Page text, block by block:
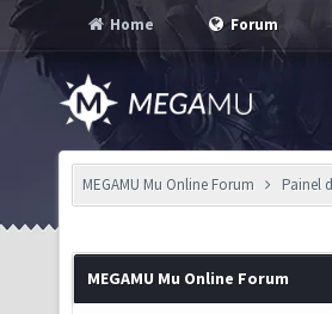
Home Forum
MEGAMU Mu Online Forum Painel
MEGAMU Mu Online Forum